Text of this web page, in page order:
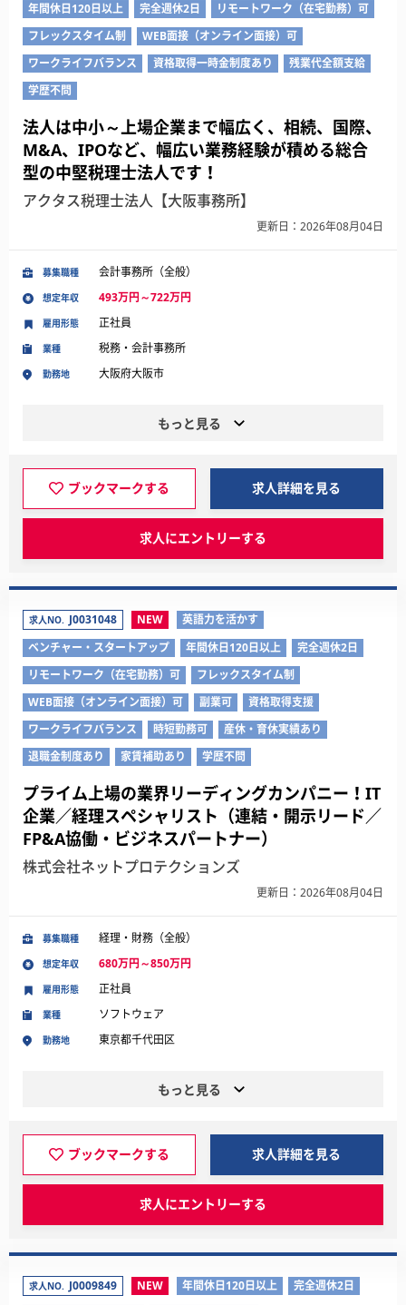
年間休日120日以上
完全週休2日
リモートワーク（在宅勤務）可
フレックスタイム制
WEB面接（オンライン面接）可
ワークライフバランス
資格取得一時金制度あり
残業代全額支給
学歴不問
法人は中小～上場企業まで幅広く、相続、国際、
M&A、IPOなど、幅広い業務経験が積める総合
型の中堅税理士法人です！
アクタス税理士法人【大阪事務所】
更新日：2026年08月04日
募集職種 会計事務所（全般）
想定年収 493万円～722万円
業種 税務・会計事務所
勤務地 大阪府大阪市
雇用形態 正社員
もっと見る
ブックマークする 求人詳細を見る
求人にエントリーする
求人NO. J0031048 NEW
英語力を活かす
ベンチャー・スタートアップ
年間休日120日以上
完全週休2日
リモートワーク（在宅勤務）可
フレックスタイム制
WEB面接（オンライン面接）可
副業可
資格取得支援
ワークライフバランス
時短勤務可
産休・育休実績あり
退職金制度あり
家賃補助あり 学歴不問
プライム上場の業界リーディングカンパニー！IT
企業／経理スペシャリスト（連結・開示リード／
FP&A協働・ビジネスパートナー）
株式会社ネットプロテクションズ
更新日：2026年08月04日
募集職種 経理・財務（全般）
想定年収 680万円～850万円
業種 ソフトウェア
勤務地 東京都千代田区
雇用形態 正社員
もっと見る
ブックマークする 求人詳細を見る
求人にエントリーする
求人NO. J0009849 NEW 年間休日120日以上
完全週休2日